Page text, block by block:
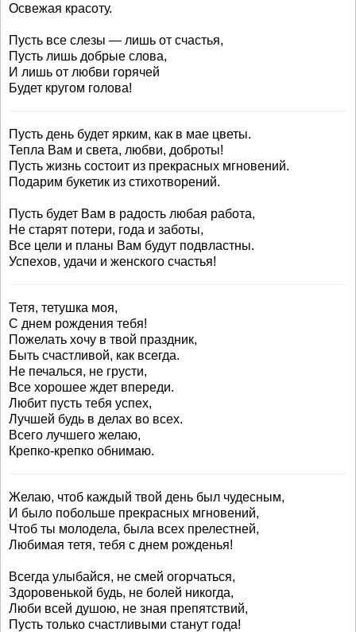
Освежая красоту.
Пусть все слезы — лишь от счастья,
Пусть лишь добрые слова,
И лишь от любви горячей
Будет кругом голова!
Пусть день будет ярким, как в мае цветы.
Тепла Вам и света, любви, доброты!
Пусть жизнь состоит из прекрасных мгновений.
Подарим букетик из стихотворений.
Пусть будет Вам в радость любая работа,
Не старят потери, года и заботы,
Все цели и планы Вам будут подвластны.
Успехов, удачи и женского счастья!
Тетя, тетушка моя,
С днем рождения тебя!
Пожелать хочу в твой праздник,
Быть счастливой, как всегда.
Не печалься, не грусти,
Все хорошее ждет впереди.
Любит пусть тебя успех,
Лучшей будь в делах во всех.
Всего лучшего желаю,
Крепко-крепко обнимаю.
Желаю, чтоб каждый твой день был чудесным,
И было побольше прекрасных мгновений,
Чтоб ты молодела, была всех прелестней,
Любимая тетя, тебя с днем рожденья!
Всегда улыбайся, не смей огорчаться,
Здоровенькой будь, не болей никогда,
Люби всей душою, не зная препятствий,
Пусть только счастливыми станут года!